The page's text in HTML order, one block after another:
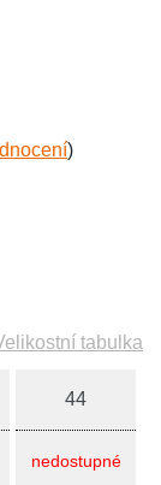
)
tabulka
44
nedostupné